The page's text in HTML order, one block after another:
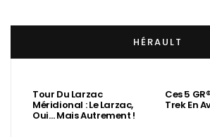
HÉRAULT
Tour Du Larzac
Méridional : Le Larzac,
Oui… Mais Autrement !
Ces 5
Trek En